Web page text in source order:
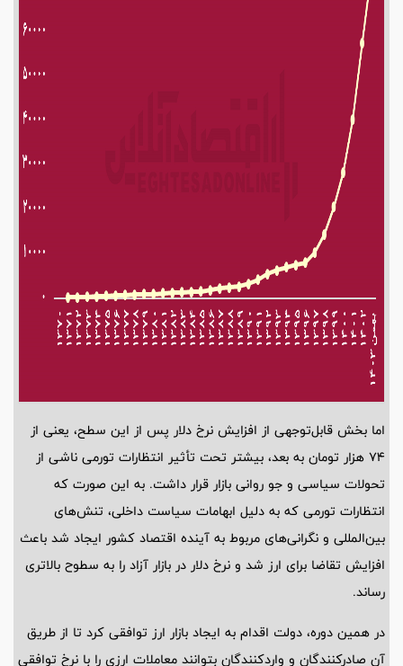
اما بخش قابل‌توجهی از افزایش نرخ دلار پس از این سطح، یعنی از
74 هزار تومان به بعد، بیشتر تحت تأثیر انتظارات تورمی ناشی از
تحولات سیاسی و جو روانی بازار قرار داشت. به این صورت که
انتظارات تورمی که به دلیل ابهامات سیاست داخلی، تنش‌های
بین‌المللی و نگرانی‌های مربوط به آینده اقتصاد کشور ایجاد شد باعث
افزایش تقاضا برای ارز شد و نرخ دلار در بازار آزاد را به سطوح بالاتری
رساند.
در همین دوره، دولت اقدام به ایجاد بازار ارز توافقی کرد تا از طریق
آن صادرکنندگان و واردکنندگان بتوانند معاملات ارزی را با نرخ توافقی